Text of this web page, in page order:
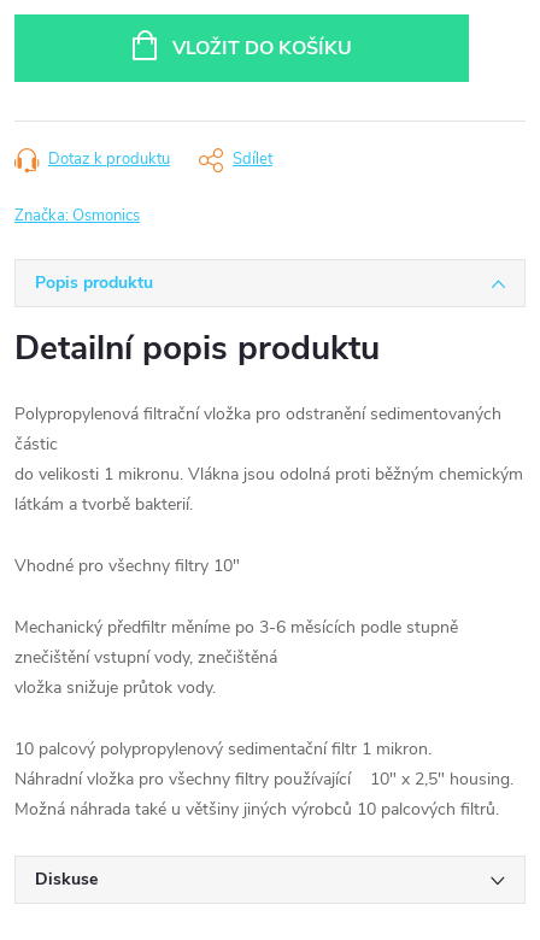
VLOŽIT DO KOŠÍKU
Dotaz k produktu Sdílet
Značka:Osmonics
Popis produktu
Detailní popis produktu
Polypropylenová filtrační vložka pro odstranění sedimentovaných
částic
do velikosti 1 mikronu. Vlákna jsou odolná proti běžným chemickým
látkám a tvorbě bakterií.
Vhodné pro všechny filtry 10"
Mechanický předfiltr měníme po 3-6 měsících podle stupně
znečištění vstupní vody, znečištěná
vložka snižuje průtok vody.
10 palcový polypropylenový sedimentační filtr 1 mikron.
Náhradní vložka pro všechny filtry používající 10" x 2,5" housing.
Možná náhrada také u většiny jiných výrobců 10 palcových filtrů.
Diskuse